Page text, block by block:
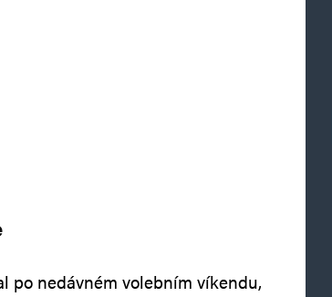
po nedávném volebním víkendu,